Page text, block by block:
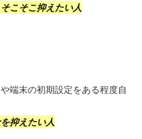
こそこ抑えたい人
端末の初期設定をある程度自
抑えたい人